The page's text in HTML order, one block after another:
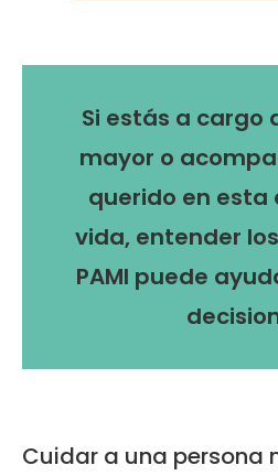
Si estás a cargo
mayor o
querido en esta
vida, entender
PAMI puede
Cuidar a una persona